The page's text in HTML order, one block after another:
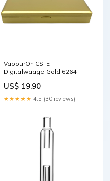
VapourOn CS-E
Digitalwaage Gold 6264
US$ 19.90
★★★★★ 4.5 (30 reviews)